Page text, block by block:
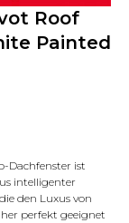
Roof
Painted
Dachfenster ist
intelligenter
den Luxus von
perfekt geeignet